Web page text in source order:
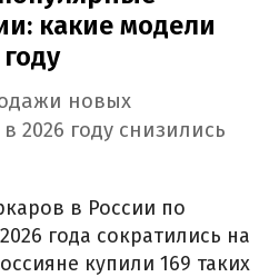
какие модели
новых
2026 году снизились
в России по
года сократились на
купили 169 таких